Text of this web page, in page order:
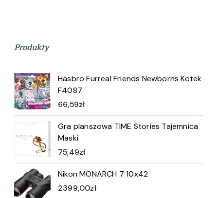
Produkty
Hasbro Furreal Friends Newborns Kotek
F4087
66,59zł
Gra planszowa TIME Stories Tajemnica
Maski
75,49zł
Nikon MONARCH 7 10x42
2399,00zł